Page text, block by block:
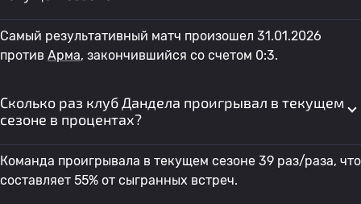
Самый результативный матч произошел 31.01.2026
против Арма, закончившийся со счетом 0:3.
Сколько раз клуб Дандела проигрывал в текущем
сезоне в процентах?
Команда проигрывала в текущем сезоне 39 раз/раза, что
составляет 55% от сыгранных встреч.